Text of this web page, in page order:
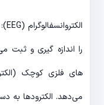
های فلزی کوچک
می‌دهد. الکترودها به